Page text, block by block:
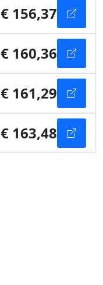
€ 156,37
€ 160,36
€ 161,29
€ 163,48